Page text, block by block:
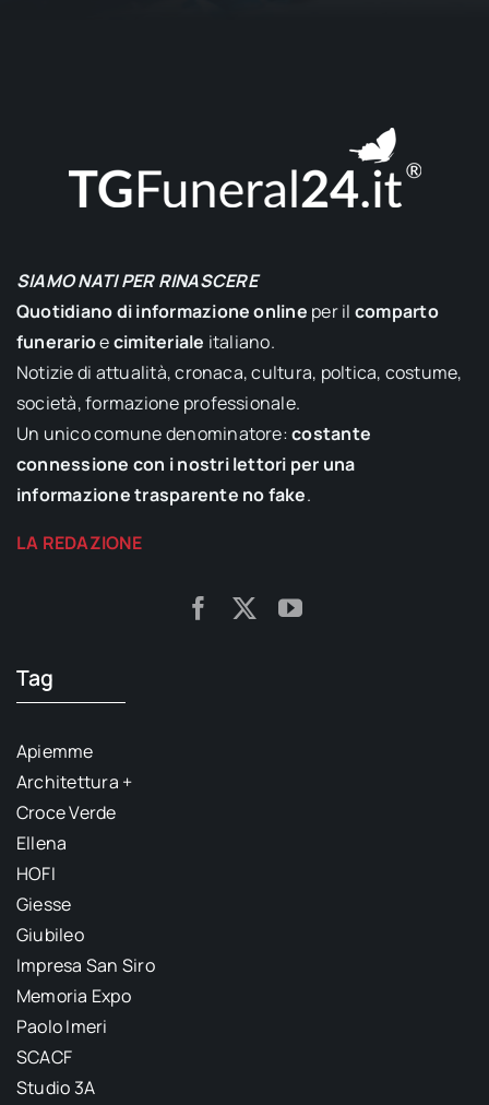
SIAMO NATI PER RINASCERE
Quotidiano di informazione online per il comparto
funerarioecimiteriale italiano.
Notizie di attualità, cronaca, cultura, poltica, costume,
società, formazione professionale.
Un unico comune denominatore:costante
connessione con i nostri lettori per una
informazione trasparente no fake.
LA REDAZIONE
Tag
Apiemme
Architettura +
Croce Verde
Ellena
HOFI
Giesse
Giubileo
Impresa San Siro
Memoria Expo
Paolo Imeri
SCACF
Studio 3A